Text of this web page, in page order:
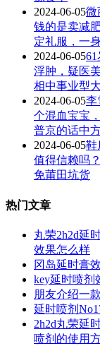
2024-06-05微
钱的是卖减
定礼服，一
2024-06-05
浮肿，疑医
相中事业型
2024-06-05李
个混血宝宝
普京的话中
2024-06-05鞋
值得信赖吗
免莆田坑货
热门文章
丸荣2h2d延
效果怎么样
冈岛延时膏
key延时喷剂
朋友介绍一
延时喷剂
2h2d丸荣延
喷剂的使用